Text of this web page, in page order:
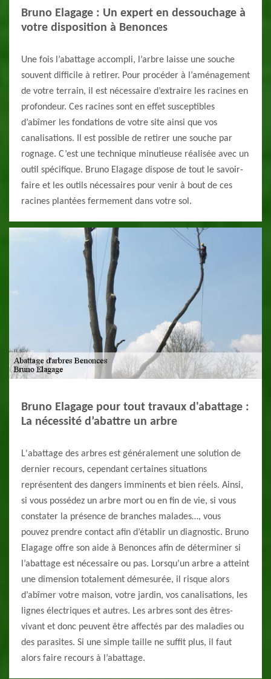
Bruno Elagage : Un expert en dessouchage à
votre disposition à Benonces
Une fois l’abattage accompli, l’arbre laisse une souche
souvent difficile à retirer. Pour procéder à l’aménagement
de votre terrain, il est nécessaire d’extraire les racines en
profondeur. Ces racines sont en effet susceptibles
d’abîmer les fondations de votre site ainsi que vos
canalisations. Il est possible de retirer une souche par
rognage. C’est une technique minutieuse réalisée avec un
outil spécifique. Bruno Elagage dispose de tout le savoir-
faire et les outils nécessaires pour venir à bout de ces
racines plantées fermement dans votre sol.
Bruno Elagage pour tout travaux d'abattage :
La nécessité d’abattre un arbre
L'abattage des arbres est généralement une solution de
dernier recours, cependant certaines situations
représentent des dangers imminents et bien réels. Ainsi,
si vous possédez un arbre mort ou en fin de vie, si vous
constater la présence de branches malades…, vous
pouvez prendre contact afin d’établir un diagnostic. Bruno
Elagage offre son aide à Benonces afin de déterminer si
l’abattage est nécessaire ou pas. Lorsqu’un arbre a atteint
une dimension totalement démesurée, il risque alors
d’abîmer votre maison, votre jardin, vos canalisations, les
lignes électriques et autres. Les arbres sont des êtres-
vivant et donc peuvent être affectés par des maladies ou
des parasites. Si une simple taille ne suffit plus, il faut
alors faire recours à l’abattage.